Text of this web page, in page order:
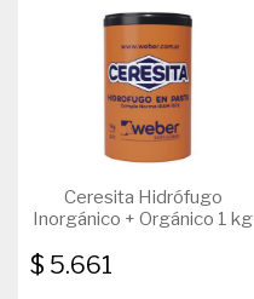
Ceresita Hidrófugo
Inorgánico + Orgánico 1 kg
$ 5.661